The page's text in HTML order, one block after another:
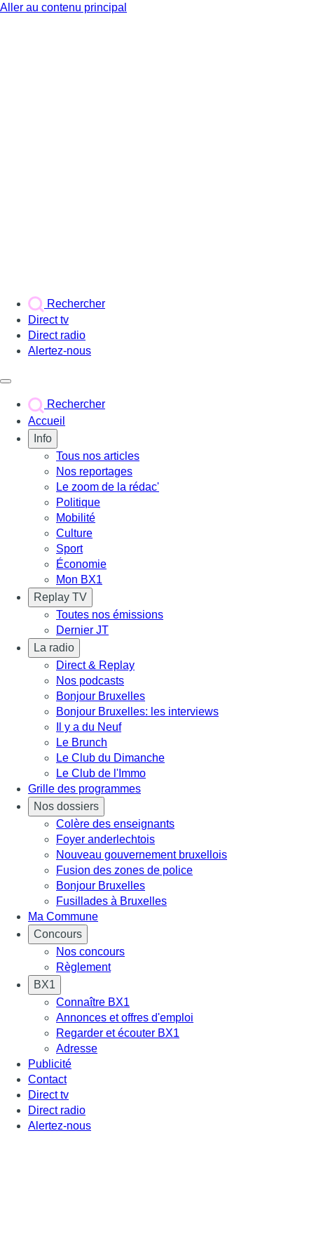
Aller au contenu principal
Rechercher
Direct tv
Direct radio
Alertez-nous
Rechercher
Accueil
Info
Tous nos articles
Nos reportages
Le zoom de la rédac'
Politique
Mobilité
Culture
Sport
Économie
Mon BX1
Replay TV
Toutes nos émissions
Dernier JT
La radio
Direct & Replay
Nos podcasts
Bonjour Bruxelles
Bonjour Bruxelles: les interviews
Il y a du Neuf
Le Brunch
Le Club du Dimanche
Le Club de l'Immo
Grille des programmes
Nos dossiers
Colère des enseignants
Foyer anderlechtois
Nouveau gouvernement bruxellois
Fusion des zones de police
Bonjour Bruxelles
Fusillades à Bruxelles
Ma Commune
Concours
Nos concours
Règlement
BX1
Connaître BX1
Annonces et offres d'emploi
Regarder et écouter BX1
Adresse
Publicité
Contact
Direct tv
Direct radio
Alertez-nous